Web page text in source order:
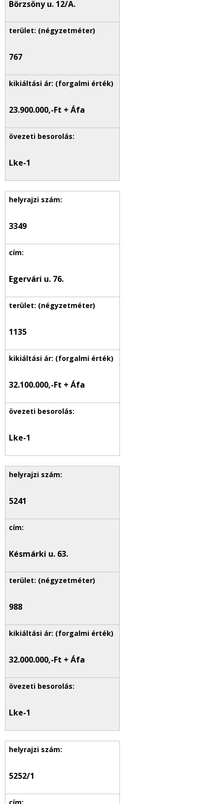
Börzsöny u. 12/A.
767
23.900.000,-Ft + Áfa
Lke-1
3349
Egervári u. 76.
1135
32.100.000,-Ft + Áfa
Lke-1
5241
Késmárki u. 63.
988
32.000.000,-Ft + Áfa
Lke-1
5252/1